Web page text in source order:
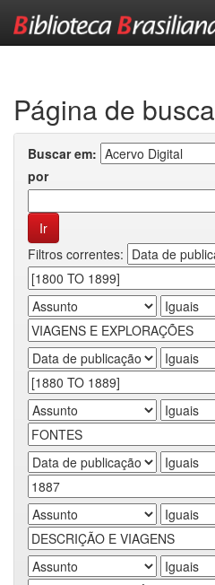
Página de busca
Buscar em:
por
Filtros correntes: